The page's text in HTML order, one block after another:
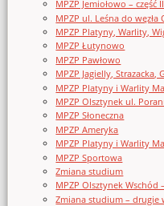
MPZP Jemiołowo – część II
MPZP ul. Leśna do węzła
MPZP Platyny, Warlity,
MPZP Łutynowo
MPZP Pawłowo
MPZP Jagielly,
MPZP Platyny i Warlity
MPZP Olsztynek ul.
MPZP Słoneczna
MPZP Ameryka
MPZP Platyny i Warlity
MPZP Sportowa
Zmiana studium
MPZP Olsztynek Wschód
Zmiana studium – drugie